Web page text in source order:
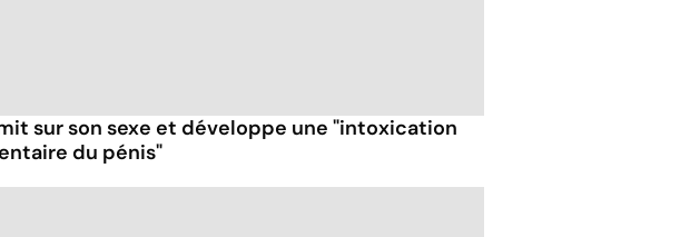
sur son sexe et développe une "intoxication
du pénis"